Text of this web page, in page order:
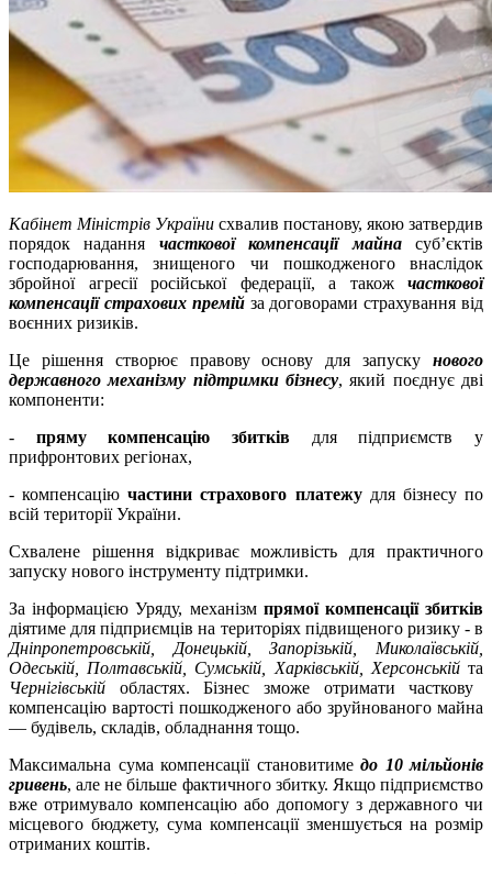
Кабінет Міністрів України схвалив постанову, якою затвердив
порядок надання часткової компенсації майнасубʼєктів
господарювання, знищеного чи пошкодженого внаслідок
збройної агресії російської федерації, а також часткової
компенсації страхових премійза договорами страхування від
воєнних ризиків.
Це рішення створює правову основу для запуску нового
державного механізму підтримки бізнесу, який поєднує дві
компоненти:
- пряму компенсацію збитків для підприємств у
прифронтових регіонах,
- компенсаціючастини страхового платежудля бізнесу по
всій території України.
Схвалене рішення відкриває можливість для практичного
запуску нового інструменту підтримки.
За інформацією Уряду, механізм прямої компенсації збитків
діятиме для підприємців на територіях підвищеного ризику - в
Дніпропетровській, Донецькій, Запорізькій, Миколаївській,
Одеській, Полтавській, Сумській, Харківській, Херсонській та
Чернігівській областях. Бізнес зможе отримати часткову
компенсацію вартості пошкодженого або зруйнованого майна
— будівель, складів, обладнання тощо.
Максимальна сума компенсації становитиме до 10 мільйонів
гривень, але не більше фактичного збитку. Якщо підприємство
вже отримувало компенсацію або допомогу з державного чи
місцевого бюджету, сума компенсації зменшується на розмір
отриманих коштів.